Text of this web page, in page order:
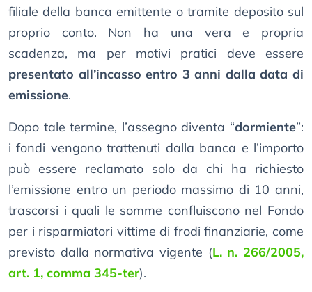
filiale della banca emittente o tramite deposito sul
proprio conto. Non ha una vera e propria
scadenza, ma per motivi pratici deve essere
presentato all’incasso entro 3 anni dalla data di
emissione.
Dopo tale termine, l’assegno diventa “dormiente”:
i fondi vengono trattenuti dalla banca e l’importo
può essere reclamato solo da chi ha richiesto
l’emissione entro un periodo massimo di 10 anni,
trascorsi i quali le somme confluiscono nel Fondo
per i risparmiatori vittime di frodi finanziarie, come
previsto dalla normativa vigente (L. n. 266/2005,
art. 1, comma 345-ter).